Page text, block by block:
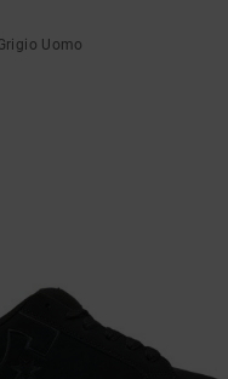
Uomo